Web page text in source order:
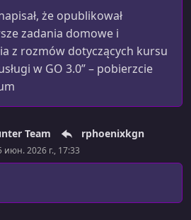
że opublikował
zadania domowe i
z rozmów dotyczących kursu
w GO 3.0” – pobierzcie
Team rphoenixkgn
июн. 2026 г., 17:33